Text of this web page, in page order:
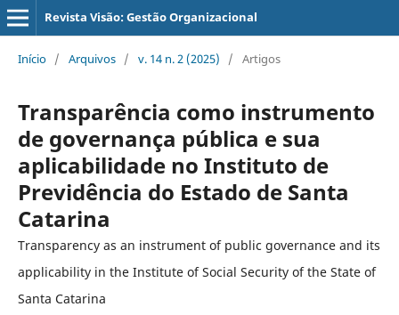
Revista Visão: Gestão Organizacional
Início / Arquivos / v. 14 n. 2 (2025) / Artigos
Transparência como instrumento
de governança pública e sua
aplicabilidade no Instituto de
Previdência do Estado de Santa
Catarina
Transparency as an instrument of public governance and its
applicability in the Institute of Social Security of the State of
Santa Catarina